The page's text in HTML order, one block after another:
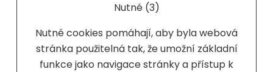
Nutné (3)
Nutné cookies pomáhají, aby byla webová
stránka použitelná tak, že umožní základní
funkce jako navigace stránky a přístup k